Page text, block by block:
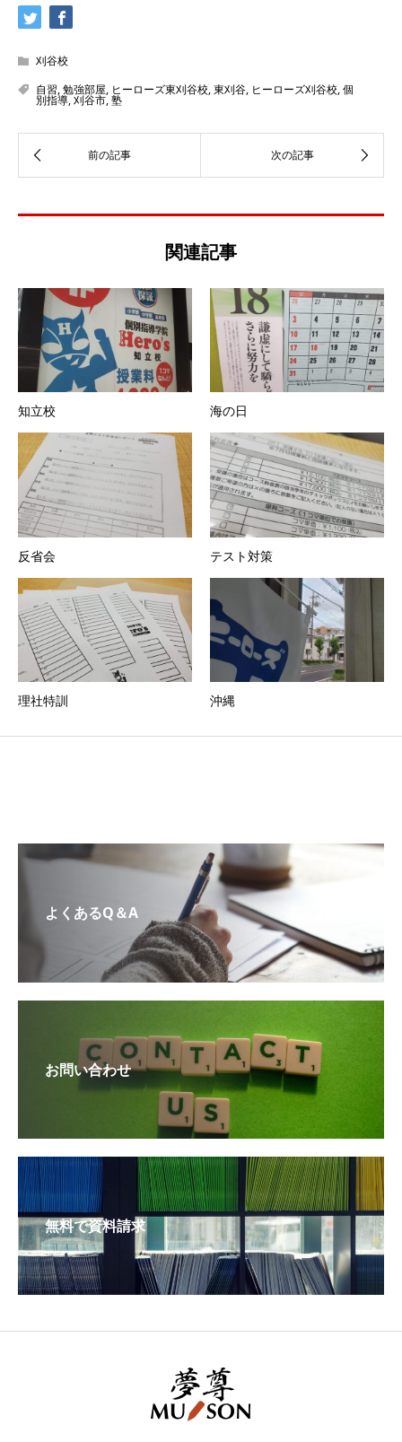
刈谷校
自習,勉強部屋, ヒーローズ東刈谷校,東刈谷, ヒーローズ刈谷校,個
別指導,刈谷市,塾
関連記事
知立校 海の日
反省会 テスト対策
理社特訓 沖縄
よくあるQ＆A
お問い合わせ
無料で資料請求